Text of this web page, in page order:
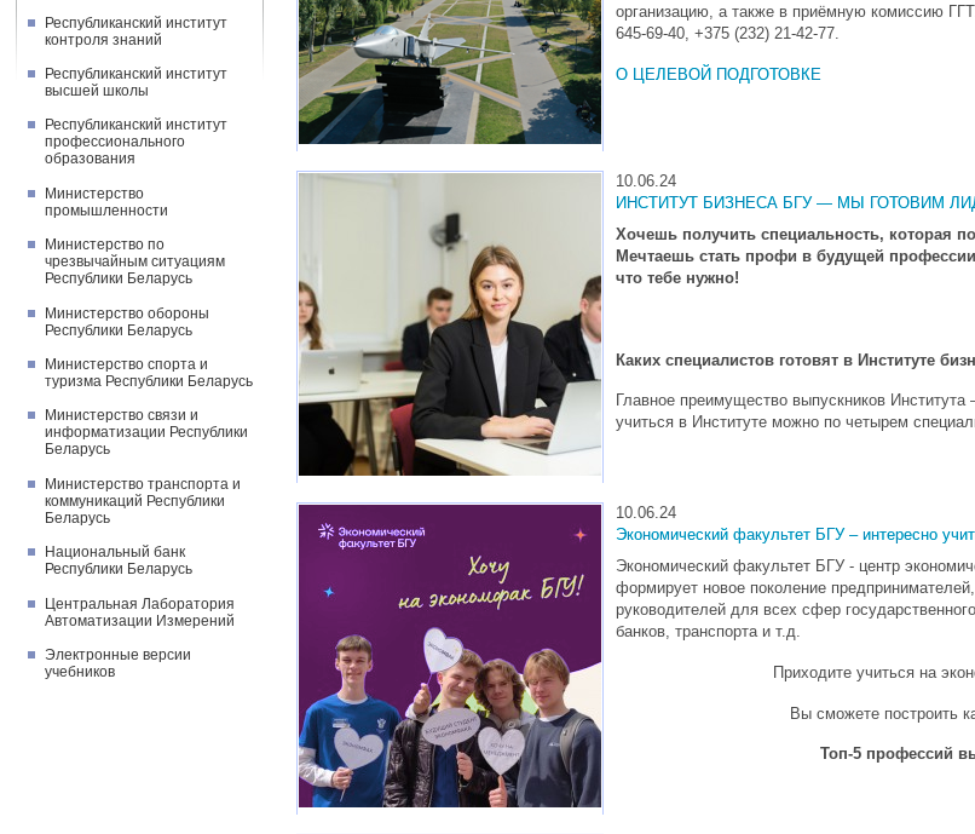
Республиканский институт
контроля знаний
Республиканский институт
высшей школы
Республиканский институт
профессионального
образования
Министерство
промышленности
Министерство по
чрезвычайным ситуациям
Республики Беларусь
Министерство обороны
Республики Беларусь
Министерство спорта и
туризма Республики Беларусь
Министерство связи и
информатизации Республики
Беларусь
Министерство транспорта и
коммуникаций Республики
Беларусь
Национальный банк
Республики Беларусь
Центральная Лаборатория
Автоматизации Измерений
Электронные версии
учебников
организацию, а также в приёмную комиссию
645-69-40, +375 (232) 21-42-77.
О ЦЕЛЕВОЙ ПОДГОТОВКЕ
10.06.24
ИНСТИТУТ БИЗНЕСА БГУ — МЫ ГОТОВИМ
Хочешь получить специальность, которая
Мечтаешь стать профи в будущей
что тебе нужно!
Каких специалистов готовят в Институте
Главное преимущество выпускников
учиться в Институте можно по четырем
10.06.24
Экономический факультет БГУ – интересно
Экономический факультет БГУ - центр
формирует новое поколение
руководителей для всех сфер
банков, транспорта и т.д.
Приходите учиться на
Вы сможете построить
Топ-5 профессий